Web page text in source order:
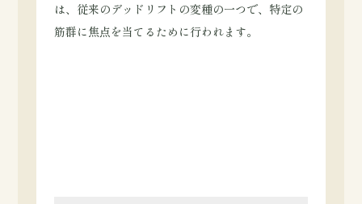
は、従来のデッドリフトの変種の一つで、特定の
筋群に焦点を当てるために行われます。